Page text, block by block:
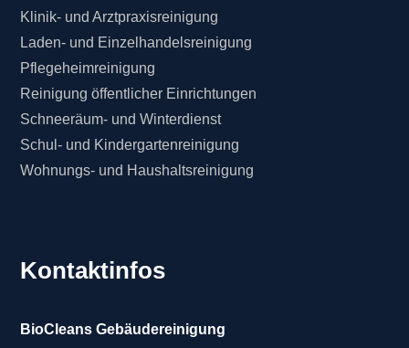
Klinik- und Arztpraxisreinigung
Laden- und Einzelhandelsreinigung
Pflegeheimreinigung
Reinigung öffentlicher Einrichtungen
Schneeräum- und Winterdienst
Schul- und Kindergartenreinigung
Wohnungs- und Haushaltsreinigung
Kontaktinfos
BioCleans Gebäudereinigung